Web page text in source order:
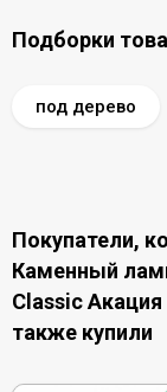
Подборки
под дерево
Покупатели,
Каменный
Classic
также купили